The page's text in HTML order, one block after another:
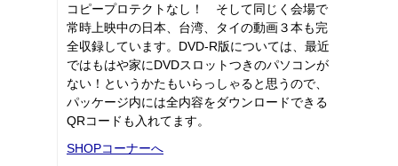
コピープロテクトなし！ そして同じく会場で
常時上映中の日本、台湾、タイの動画３本も完
全収録しています。DVD-R版については、最近
ではもはや家にDVDスロットつきのパソコンが
ない！というかたもいらっしゃると思うので、
パッケージ内には全内容をダウンロードできる
QRコードも入れてます。
SHOPコーナーへ